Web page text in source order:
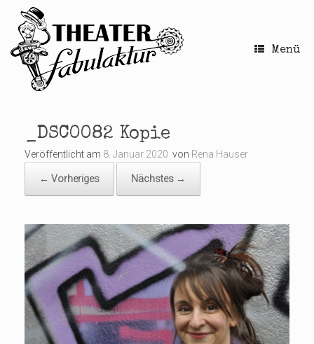
springen
Menü
_DSC0082 Kopie
Veröffentlicht am 8. Januar 2020 von Rena Hauser
← Vorheriges Nächstes →